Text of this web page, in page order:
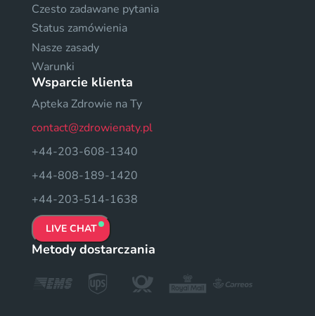
Czesto zadawane pytania
Status zamówienia
Nasze zasady
Warunki
Wsparcie klienta
Apteka Zdrowie na Ty
contact@zdrowienaty.pl
+44-203-608-1340
+44-808-189-1420
+44-203-514-1638
LIVE CHAT
Metody dostarczania